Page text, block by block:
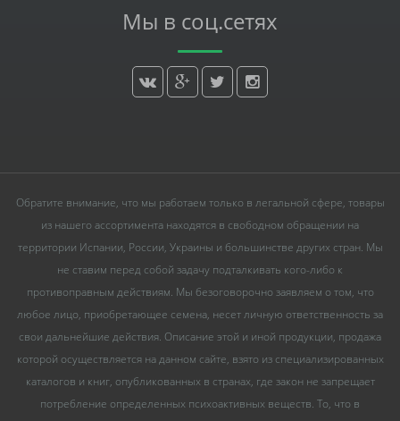
Мы в соц.сетях
Обратите внимание, что мы работаем только в легальной сфере, товары
из нашего ассортимента находятся в свободном обращении на
территории Испании, России, Украины и большинстве других стран. Мы
не ставим перед собой задачу подталкивать кого-либо к
противоправным действиям. Мы безоговорочно заявляем о том, что
любое лицо, приобретающее семена, несет личную ответственность за
свои дальнейшие действия. Описание этой и иной продукции, продажа
которой осуществляется на данном сайте, взято из специализированных
каталогов и книг, опубликованных в странах, где закон не запрещает
потребление определенных психоактивных веществ. То, что в